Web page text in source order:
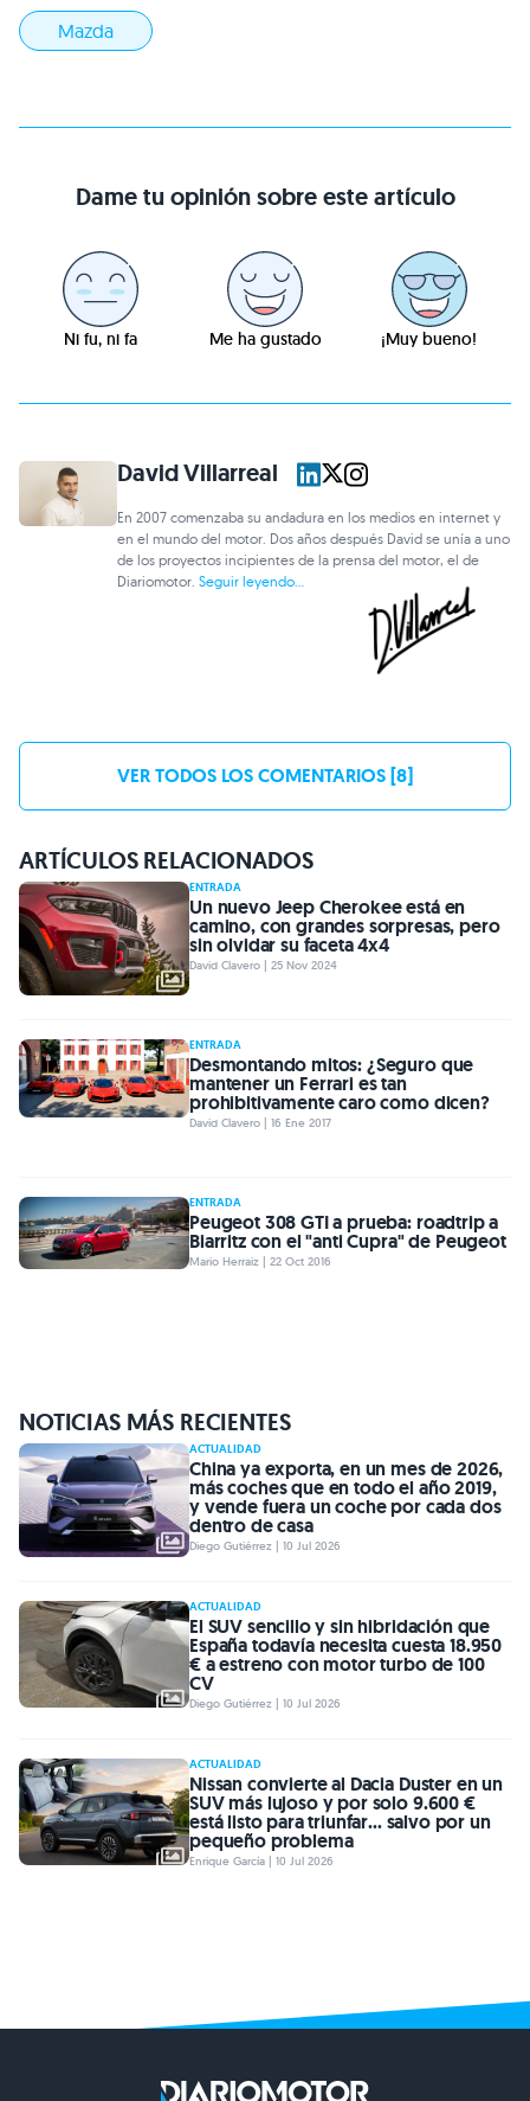
Mazda
Dame tu opinión sobre este artículo
Ni fu, ni fa Me ha gustado ¡Muy bueno!
David Villarreal
En 2007 comenzaba su andadura en los medios en internet y
en el mundo del motor. Dos años después David se unía a uno
de los proyectos incipientes de la prensa del motor, el de
Diariomotor.Seguir leyendo...
VER TODOS LOS COMENTARIOS [8]
ARTÍCULOS RELACIONADOS
ENTRADA
Un nuevo Jeep Cherokee está en
camino, con grandes sorpresas, pero
sin olvidar su faceta 4x4
David Clavero | 25 Nov 2024
ENTRADA
Desmontando mitos: ¿Seguro que
mantener un Ferrari es tan
prohibitivamente caro como dicen?
David Clavero | 16 Ene 2017
ENTRADA
Peugeot 308 GTI a prueba: roadtrip a
Biarritz con el "anti Cupra" de Peugeot
Mario Herraiz | 22 Oct 2016
NOTICIAS MÁS RECIENTES
ACTUALIDAD
China ya exporta, en un mes de 2026,
más coches que en todo el año 2019,
y vende fuera un coche por cada dos
dentro de casa
Diego Gutiérrez | 10 Jul 2026
ACTUALIDAD
El SUV sencillo y sin hibridación que
España todavía necesita cuesta 18.950
€ a estreno con motor turbo de 100
CV
Diego Gutiérrez | 10 Jul 2026
ACTUALIDAD
Nissan convierte al Dacia Duster en un
SUV más lujoso y por solo 9.600 €
está listo para triunfar... salvo por un
pequeño problema
Enrique García | 10 Jul 2026